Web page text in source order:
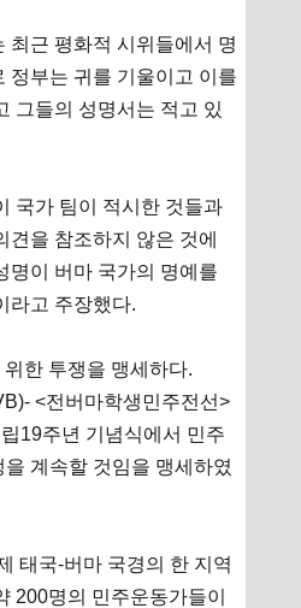
최근 평화적 시위들에서 명
정부는 귀를 기울이고 이를
그들의 성명서는 적고 있
국가 팀이 적시한 것들과
견을 참조하지 않은 것에
명이 버마 국가의 명예를
라고 주장했다.
한 투쟁을 맹세하다.
<전버마학생민주전선>
19주년 기념식에서 민주
계속할 것임을 맹세하였
태국-버마 국경의 한 지역
200명의 민주운동가들이